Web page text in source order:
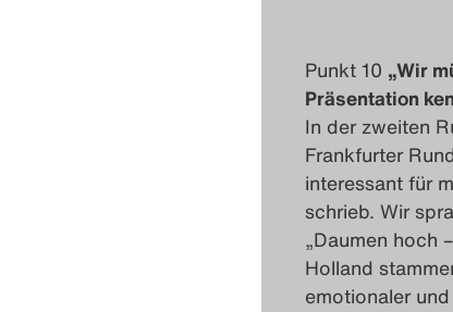
Punkt 10 „Wir
Präsentation
In der zweiten
Frankfurter
interessant für
schrieb. Wir
„Daumen hoch
Holland
emotionaler